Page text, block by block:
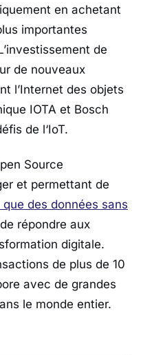
en achetant
importantes
de
de nouveaux
l’Internet des objets
IOTA et Bosch
de l‘IoT.
Source
et permettant de
que des données sans
répondre aux
digitale.
de plus de 10
avec de grandes
le monde entier.